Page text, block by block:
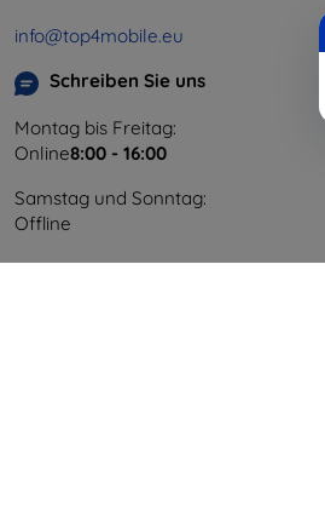
info@top4mobile.eu
Schreiben Sie uns
Montag bis Freitag:
Online8:00 - 16:00
Samstag und Sonntag:
Offline